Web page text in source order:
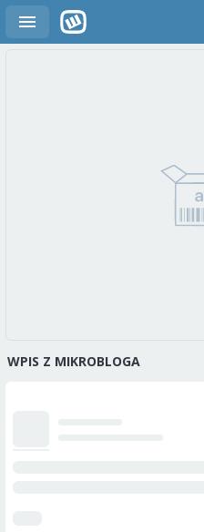
WPIS Z MIKROBLOGA